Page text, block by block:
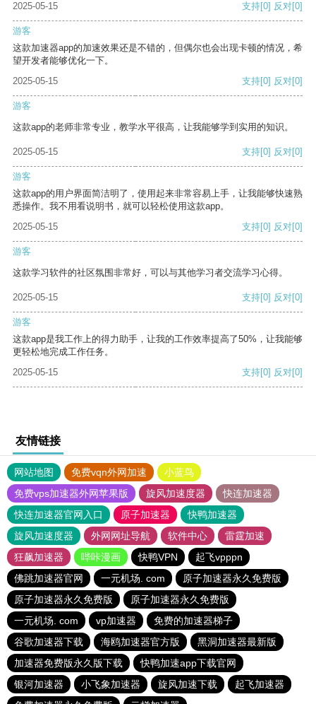
2025-05-15
支持[0] 反对[0]
游客
这款加速器app的加速效果还是不错的，但偶尔也会出现卡顿的情况，希
望开发者能够优化一下。
2025-05-15
支持[0] 反对[0]
游客
这款app的老师非常专业，教学水平很高，让我能够学到实用的知识。
2025-05-15 支持[0] 反对[0]
游客
这款app的用户界面简洁明了，使用起来非常容易上手，让我能够快速熟
悉操作。我不用看说明书，就可以轻松使用这款app。
2025-05-15
支持[0] 反对[0]
游客
这款学习软件的社区氛围非常好，可以与其他学习者交流学习心得。
2025-05-15 支持[0] 反对[0]
游客
这款app是我工作上的得力助手，让我的工作效率提高了50%，让我能够
更轻松地完成工作任务。
2025-05-15
支持[0] 反对[0]
友情链接
网站地图 免费vqn外网加速
小蓝鸟
免费vps加速器外网苹果版
旋风加速度器
快连加速器
快连加速器官网入口
原子加速器
快鸭加速器
旋风加速度器
外网网址导航 软件中心
雷霆加速
狂飙加速器
哔咔漫画 快鸭VPN
起飞vpppn
佛跳加速器官网
一元机场. com
原子加速器永久免费版
原子加速器永久免费版
原子加速器永久免费版
一元机场. com
vp加速器
免费的加速器梯子
谷歌加速器下载
海鸥加速器官方版
黑洞加速器最新版
加速器免费版永久版下载
快鸭加速app下载官网
银河加速器
小飞象加速器 旋风加速下载
起飞加速器